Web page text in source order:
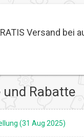
Versand bei
Rabatte
(31 Aug 2025)